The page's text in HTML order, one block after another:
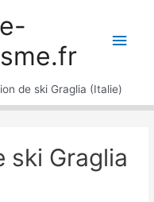
de ski Graglia (Italie)
ski Graglia